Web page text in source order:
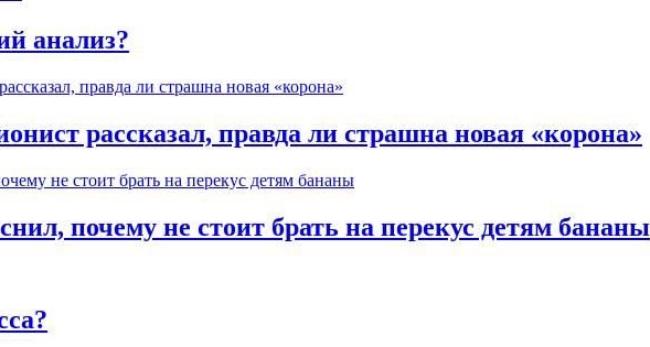
анализ?
рассказал, правда ли страшна новая «корона»
почему не стоит брать на перекус детям бананы